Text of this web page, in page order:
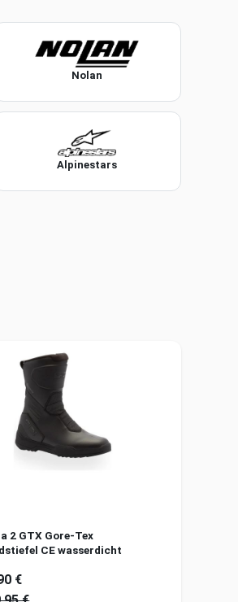
Nolan
Alpinestars
2 GTX Gore-Tex
CE wasserdicht
€